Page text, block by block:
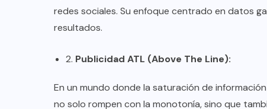
redes sociales. Su enfoque centrado en datos
resultados.
2. Publicidad ATL (Above The Line):
En un mundo donde la saturación de
no solo rompen con la monotonía, sino que